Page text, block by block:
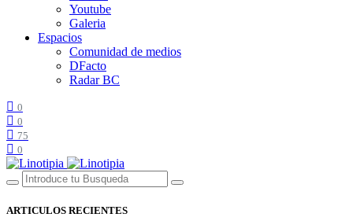
Youtube
Galeria
Espacios
Comunidad de medios
DFacto
Radar BC
0
0
75
0
ARTICULOS RECIENTES